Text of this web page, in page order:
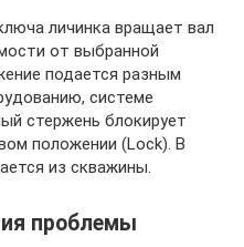
личинка вращает вал
от выбранной
подается разным
системе
стержень блокирует
положении (Lock). В
из скважины.
проблемы